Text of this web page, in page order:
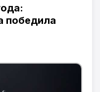
победила